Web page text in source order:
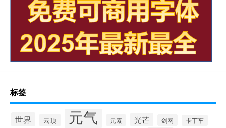
标签
世界 云顶 元气 元素 光芒 剑网 卡丁车